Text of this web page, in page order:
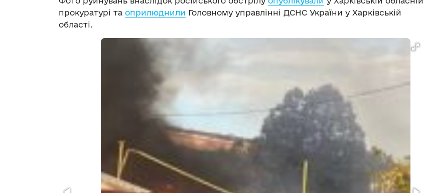
прокуратурі та оприлюднили Головному управлінні ДСНС України у Харківській
області.